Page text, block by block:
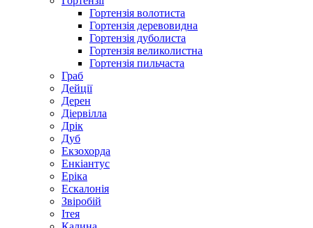
Гортензія волотиста
Гортензія деревовидна
Гортензія дуболиста
Гортензія великолистна
Гортензія пильчаста
Граб
Дейції
Дерен
Діервілла
Дрік
Дуб
Екзохорда
Енкіантус
Еріка
Ескалонія
Звіробій
Ітея